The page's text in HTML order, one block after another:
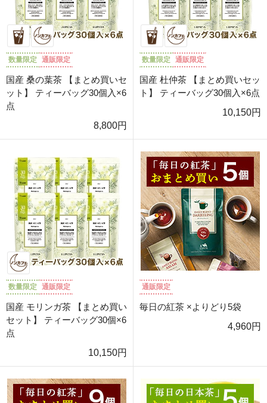
数量限定 通販限定
国産 桑の葉茶 【まとめ買いセ
ット】 ティーバッグ30個入×6
点
8,800円
数量限定 通販限定
国産 杜仲茶 【まとめ買いセッ
ト】 ティーバッグ30個入×6点
10,150円
数量限定 通販限定
国産 モリンガ茶 【まとめ買い
セット】 ティーバッグ30個×6
点
10,150円
通販限定
毎日の紅茶 ×よりどり5袋
4,960円